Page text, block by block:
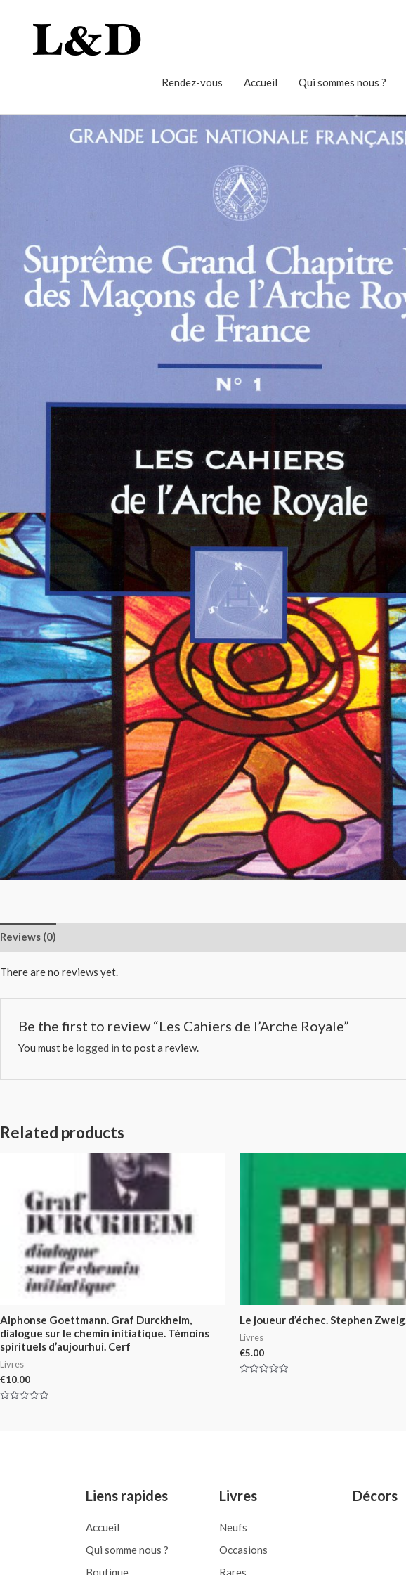
Rendez-vous Accueil Qui sommes nous ?
Reviews (0)
There are no reviews yet.
Be the first to review “Les Cahiers de l’Arche Royale”
You must be logged in to post a review.
Related products
Alphonse Goettmann. Graf Durckheim,
dialogue sur le chemin initiatique. Témoins
spirituels d’aujourhui. Cerf
Livres
€10.00
Le joueur d’échec. Stephen Zweig.
Livres
€5.00
Liens rapides
Accueil
Qui somme nous ?
Boutique
Livres
Neufs
Occasions
Rares
Décors